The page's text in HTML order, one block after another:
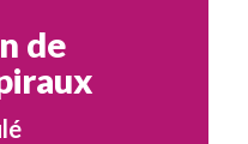
de